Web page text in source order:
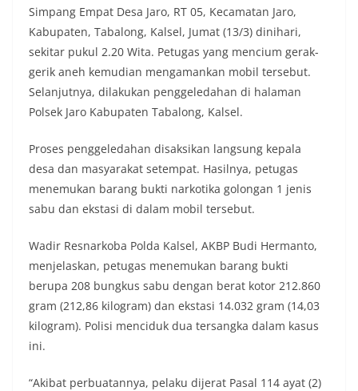
Simpang Empat Desa Jaro, RT 05, Kecamatan Jaro,
Kabupaten, Tabalong, Kalsel, Jumat (13/3) dinihari,
sekitar pukul 2.20 Wita. Petugas yang mencium gerak-
gerik aneh kemudian mengamankan mobil tersebut.
Selanjutnya, dilakukan penggeledahan di halaman
Polsek Jaro Kabupaten Tabalong, Kalsel.
Proses penggeledahan disaksikan langsung kepala
desa dan masyarakat setempat. Hasilnya, petugas
menemukan barang bukti narkotika golongan 1 jenis
sabu dan ekstasi di dalam mobil tersebut.
Wadir Resnarkoba Polda Kalsel, AKBP Budi Hermanto,
menjelaskan, petugas menemukan barang bukti
berupa 208 bungkus sabu dengan berat kotor 212.860
gram (212,86 kilogram) dan ekstasi 14.032 gram (14,03
kilogram). Polisi menciduk dua tersangka dalam kasus
ini.
“Akibat perbuatannya, pelaku dijerat Pasal 114 ayat (2)